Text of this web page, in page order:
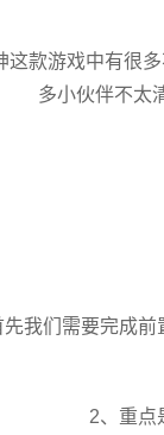
这款游戏中有很
多小伙伴不太
先我们需要完成
2、重点